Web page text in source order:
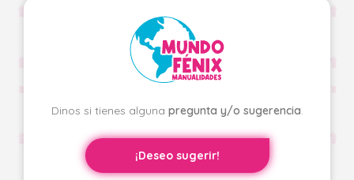
Dinos si tienes alguna pregunta y/o sugerencia.
¡Deseo sugerir!